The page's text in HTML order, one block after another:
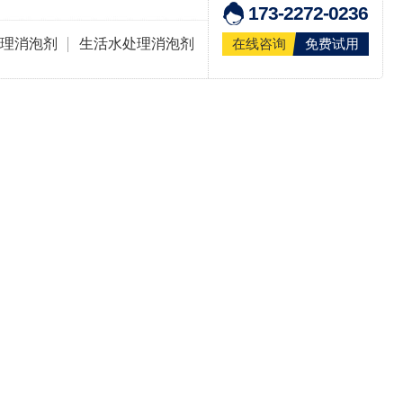
消泡剂 生活水处理消泡剂
173-2272-0236
在线咨询 免费试用